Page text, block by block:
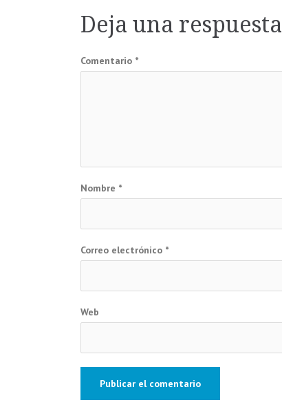
entradas
Deja una respuesta
Comentario *
Nombre *
Correo electrónico *
Web